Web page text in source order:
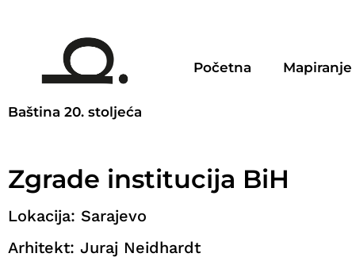
Baština 20. stoljeća
Početna Mapiranje
Zgrade institucija BiH
Lokacija: Sarajevo
Arhitekt: Juraj Neidhardt